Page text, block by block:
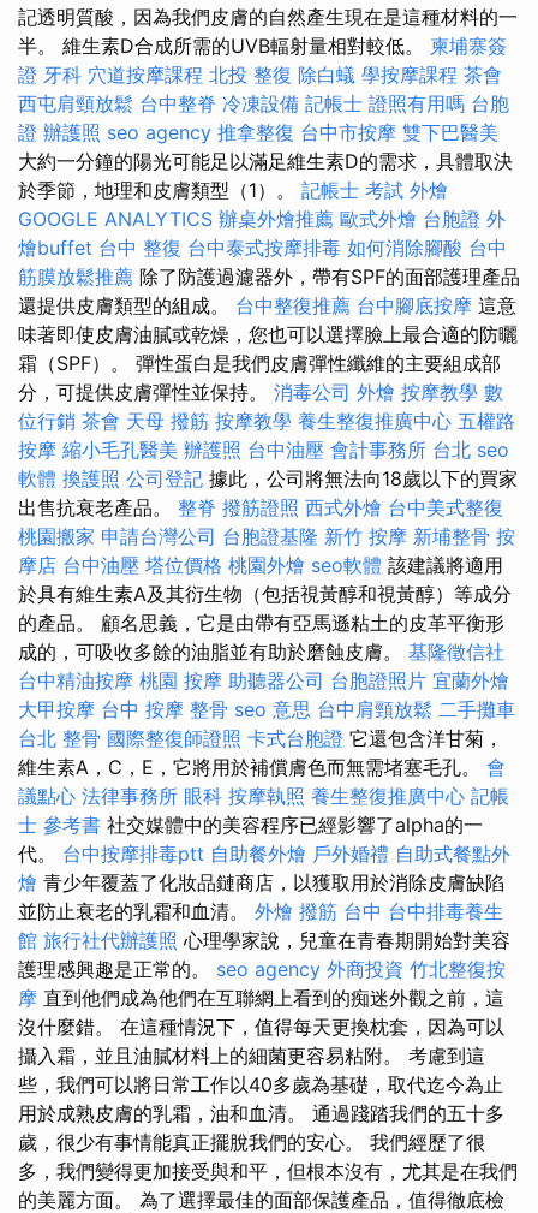
記透明質酸，因為我們皮膚的自然產生現在是這種材料的一
半。 維生素D合成所需的UVB輻射量相對較低。 柬埔寨簽
證 牙科 穴道按摩課程 北投 整復 除白蟻 學按摩課程 茶會
西屯肩頸放鬆 台中整脊 冷凍設備 記帳士 證照有用嗎 台胞
證 辦護照 seo agency 推拿整復 台中市按摩 雙下巴醫美
大約一分鐘的陽光可能足以滿足維生素D的需求，具體取決
於季節，地理和皮膚類型（1）。 記帳士 考試 外燴
GOOGLE ANALYTICS 辦桌外燴推薦 歐式外燴 台胞證 外
燴buffet 台中 整復 台中泰式按摩排毒 如何消除腳酸 台中
筋膜放鬆推薦 除了防護過濾器外，帶有SPF的面部護理產品
還提供皮膚類型的組成。 台中整復推薦 台中腳底按摩 這意
味著即使皮膚油膩或乾燥，您也可以選擇臉上最合適的防曬
霜（SPF）。 彈性蛋白是我們皮膚彈性纖維的主要組成部
分，可提供皮膚彈性並保持。 消毒公司 外燴 按摩教學 數
位行銷 茶會 天母 撥筋 按摩教學 養生整復推廣中心 五權路
按摩 縮小毛孔醫美 辦護照 台中油壓 會計事務所 台北 seo
軟體 換護照 公司登記 據此，公司將無法向18歲以下的買家
出售抗衰老產品。 整脊 撥筋證照 西式外燴 台中美式整復
桃園搬家 申請台灣公司 台胞證基隆 新竹 按摩 新埔整骨 按
摩店 台中油壓 塔位價格 桃園外燴 seo軟體 該建議將適用
於具有維生素A及其衍生物（包括視黃醇和視黃醇）等成分
的產品。 顧名思義，它是由帶有亞馬遜粘土的皮革平衡形
成的，可吸收多餘的油脂並有助於磨蝕皮膚。 基隆徵信社
台中精油按摩 桃園 按摩 助聽器公司 台胞證照片 宜蘭外燴
大甲按摩 台中 按摩 整骨 seo 意思 台中肩頸放鬆 二手攤車
台北 整骨 國際整復師證照 卡式台胞證 它還包含洋甘菊，
維生素A，C，E，它將用於補償膚色而無需堵塞毛孔。 會
議點心 法律事務所 眼科 按摩執照 養生整復推廣中心 記帳
士 參考書 社交媒體中的美容程序已經影響了alpha的一
代。 台中按摩排毒ptt 自助餐外燴 戶外婚禮 自助式餐點外
燴 青少年覆蓋了化妝品鏈商店，以獲取用於消除皮膚缺陷
並防止衰老的乳霜和血清。 外燴 撥筋 台中 台中排毒養生
館 旅行社代辦護照 心理學家說，兒童在青春期開始對美容
護理感興趣是正常的。 seo agency 外商投資 竹北整復按
摩 直到他們成為他們在互聯網上看到的痴迷外觀之前，這
沒什麼錯。 在這種情況下，值得每天更換枕套，因為可以
攝入霜，並且油膩材料上的細菌更容易粘附。 考慮到這
些，我們可以將日常工作以40多歲為基礎，取代迄今為止
用於成熟皮膚的乳霜，油和血清。 通過踐踏我們的五十多
歲，很少有事情能真正擺脫我們的安心。 我們經歷了很
多，我們變得更加接受與和平，但根本沒有，尤其是在我們
的美麗方面。 為了選擇最佳的面部保護產品，值得徹底檢